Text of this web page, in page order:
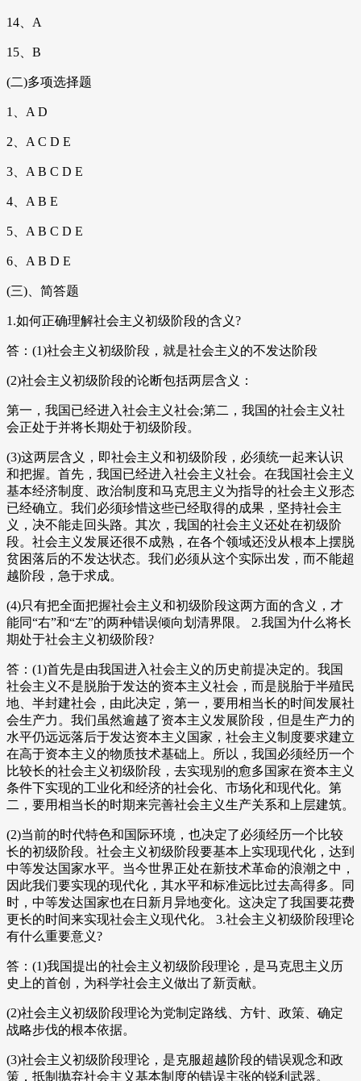
14、A
15、B
(二)多项选择题
1、A D
2、A C D E
3、A B C D E
4、A B E
5、A B C D E
6、A B D E
(三)、简答题
1.如何正确理解社会主义初级阶段的含义?
答：(1)社会主义初级阶段，就是社会主义的不发达阶段
(2)社会主义初级阶段的论断包括两层含义：
第一，我国已经进入社会主义社会;第二，我国的社会主义社
会正处于并将长期处于初级阶段。
(3)这两层含义，即社会主义和初级阶段，必须统一起来认识
和把握。首先，我国已经进入社会主义社会。在我国社会主义
基本经济制度、政治制度和马克思主义为指导的社会主义形态
已经确立。我们必须珍惜这些已经取得的成果，坚持社会主
义，决不能走回头路。其次，我国的社会主义还处在初级阶
段。社会主义发展还很不成熟，在各个领域还没从根本上摆脱
贫困落后的不发达状态。我们必须从这个实际出发，而不能超
越阶段，急于求成。
(4)只有把全面把握社会主义和初级阶段这两方面的含义，才
能同“右”和“左”的两种错误倾向划清界限。 2.我国为什么将长
期处于社会主义初级阶段?
答：(1)首先是由我国进入社会主义的历史前提决定的。我国
社会主义不是脱胎于发达的资本主义社会，而是脱胎于半殖民
地、半封建社会，由此决定，第一，要用相当长的时间发展社
会生产力。我们虽然逾越了资本主义发展阶段，但是生产力的
水平仍远远落后于发达资本主义国家，社会主义制度要求建立
在高于资本主义的物质技术基础上。所以，我国必须经历一个
比较长的社会主义初级阶段，去实现别的愈多国家在资本主义
条件下实现的工业化和经济的社会化、市场化和现代化。第
二，要用相当长的时期来完善社会主义生产关系和上层建筑。
(2)当前的时代特色和国际环境，也决定了必须经历一个比较
长的初级阶段。社会主义初级阶段要基本上实现现代化，达到
中等发达国家水平。当今世界正处在新技术革命的浪潮之中，
因此我们要实现的现代化，其水平和标准远比过去高得多。同
时，中等发达国家也在日新月异地变化。这决定了我国要花费
更长的时间来实现社会主义现代化。 3.社会主义初级阶段理论
有什么重要意义?
答：(1)我国提出的社会主义初级阶段理论，是马克思主义历
史上的首创，为科学社会主义做出了新贡献。
(2)社会主义初级阶段理论为党制定路线、方针、政策、确定
战略步伐的根本依据。
(3)社会主义初级阶段理论，是克服超越阶段的错误观念和政
策，抵制抛弃社会主义基本制度的错误主张的锐利武器。